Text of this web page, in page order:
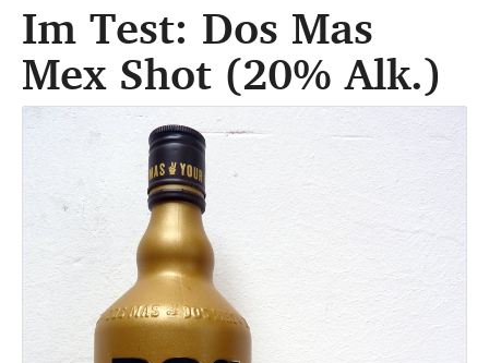
Im Test: Dos Mas
Mex Shot (20% Alk.)